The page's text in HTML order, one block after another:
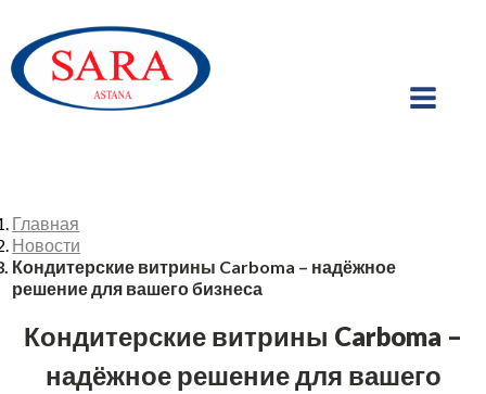
Главная
Новости
Кондитерские витрины Carboma – надёжное
решение для вашего бизнеса
Кондитерские витрины Carboma –
надёжное решение для вашего